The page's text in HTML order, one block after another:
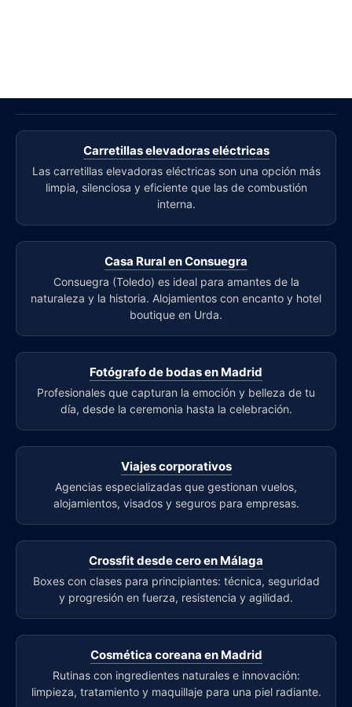
Carretillas elevadoras eléctricas
Las carretillas elevadoras eléctricas son una opción más
limpia, silenciosa y eficiente que las de combustión
interna.
Casa Rural en Consuegra
Consuegra (Toledo) es ideal para amantes de la
naturaleza y la historia. Alojamientos con encanto y hotel
boutique en Urda.
Fotógrafo de bodas en Madrid
Profesionales que capturan la emoción y belleza de tu
día, desde la ceremonia hasta la celebración.
Viajes corporativos
Agencias especializadas que gestionan vuelos,
alojamientos, visados y seguros para empresas.
Crossfit desde cero en Málaga
Boxes con clases para principiantes: técnica, seguridad
y progresión en fuerza, resistencia y agilidad.
Cosmética coreana en Madrid
Rutinas con ingredientes naturales e innovación:
limpieza, tratamiento y maquillaje para una piel radiante.